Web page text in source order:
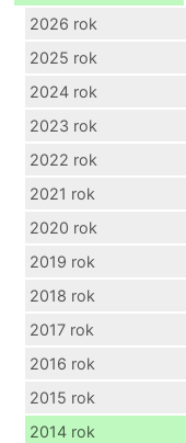
2026 rok
2025 rok
2024 rok
2023 rok
2022 rok
2021 rok
2020 rok
2019 rok
2018 rok
2017 rok
2016 rok
2015 rok
2014 rok